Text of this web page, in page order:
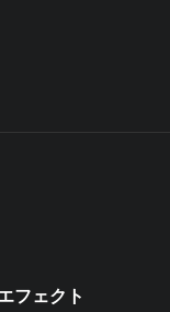
フェクト